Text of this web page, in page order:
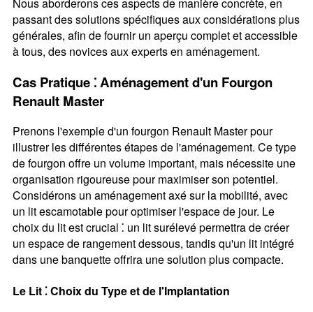
passant des solutions spécifiques aux considérations plus
générales, afin de fournir un aperçu complet et accessible
à tous, des novices aux experts en aménagement.
Cas Pratique ⁚ Aménagement d'un Fourgon
Renault Master
Prenons l'exemple d'un fourgon Renault Master pour
illustrer les différentes étapes de l'aménagement. Ce type
de fourgon offre un volume important, mais nécessite une
organisation rigoureuse pour maximiser son potentiel.
Considérons un aménagement axé sur la mobilité, avec
un lit escamotable pour optimiser l'espace de jour. Le
choix du lit est crucial ⁚ un lit surélevé permettra de créer
un espace de rangement dessous, tandis qu'un lit intégré
dans une banquette offrira une solution plus compacte.
Le Lit ⁚ Choix du Type et de l'Implantation